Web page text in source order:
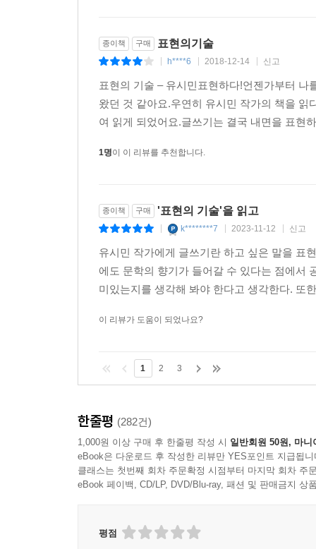
생각과 감정이 훌륭해야 그에 맞는 표현을 할 수
근간에는 나와 타인, 세계에 대한 인식과 마음
그것이 우리가 잘 표현하지 못하는 이유이기도
있도록 길을 열어준다.
생각에 대해 지극히 사소한 의심이라도 품을 수
없는 사람도 있지만, 바꿀 의지와 능력을 가지
이해하려고 노력합니다. 할 수 있는 만큼 공감을
한다’, 그렇게 말하는 것이지요. 누구든 상대방이
물론 논쟁을 하다 보면 이기고 싶은 본능이 고
승패를 가리기 어렵습니다. -본문 중에서
주는 증거일 뿐이에요. 남의 문제를 가지고 왜
내면을 보여 줄 뿐, 저하고는 아무 상관이 없습니
사는구나.” 그러면서 제가 해야 할 일, 제가 하고
-본문 중에서
그걸 쏘지 못하게 할 방법은 없어요. 하지만 그
종이책 구매 표현의기술
h****6 2018-12-14 신고
표현의 기술 – 유시민표현하다!언젠가부터
왔던 것 같아요.우연히 유시민 작가의 책을
여 읽게 되었어요.글쓰기는 결국 내면을 표현
1명이 이 리뷰를 추천합니다.
종이책 구매 '표현의 기술'을 읽고
k********7 2023-11-12 신고
유시민 작가에게 글쓰기란 하고 싶은 말을 표
에도 문학의 향기가 들어갈 수 있다는 점에서
미있는지를 생각해 봐야 한다고 생각한다. 또
이 리뷰가 도움이 되었나요?
1 2 3
한줄평 (282건)
1,000원 이상 구매 후 한줄평 작성 시 일반회원 50원, 마니
eBook은 다운로드 후 작성한 리뷰만 YES포인트 지급됩니
클래스는 첫번째 회차 주문확정 시점부터 마지막 회차 주
eBook 페이백, CD/LP, DVD/Blu-ray, 패션 및 판매금지 상
평점